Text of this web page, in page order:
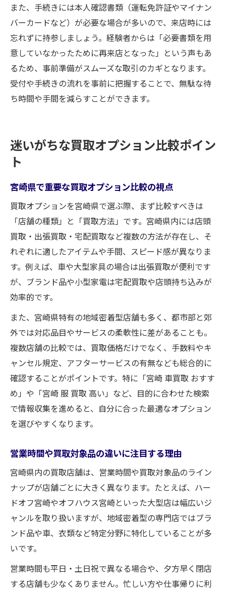
また、手続きには本人確認書類（運転免許証やマイナン
バーカードなど）が必要な場合が多いので、来店時には
忘れずに持参しましょう。経験者からは「必要書類を用
意していなかったために再来店となった」という声もあ
るため、事前準備がスムーズな取引のカギとなります。
受付や手続きの流れを事前に把握することで、無駄な待
ち時間や手間を減らすことができます。
迷いがちな買取オプション比較ポイン
ト
宮崎県で重要な買取オプション比較の視点
買取オプションを宮崎県で選ぶ際、まず比較すべきは
「店舗の種類」と「買取方法」です。宮崎県内には店頭
買取・出張買取・宅配買取など複数の方法が存在し、そ
れぞれに適したアイテムや手間、スピード感が異なりま
す。例えば、車や大型家具の場合は出張買取が便利です
が、ブランド品や小型家電は宅配買取や店頭持ち込みが
効率的です。
また、宮崎県特有の地域密着型店舗も多く、都市部と郊
外では対応品目やサービスの柔軟性に差があることも。
複数店舗の比較では、買取価格だけでなく、手数料やキ
ャンセル規定、アフターサービスの有無なども総合的に
確認することがポイントです。特に「宮崎 車買取 おすす
め」や「宮崎 服 買取 高い」など、目的に合わせた検索
で情報収集を進めると、自分に合った最適なオプション
を選びやすくなります。
営業時間や買取対象品の違いに注目する理由
宮崎県内の買取店舗は、営業時間や買取対象品のライン
ナップが店舗ごとに大きく異なります。たとえば、ハー
ドオフ宮崎やオフハウス宮崎といった大型店は幅広いジ
ャンルを取り扱いますが、地域密着型の専門店ではブラ
ンド品や車、衣類など特定分野に特化していることが多
いです。
営業時間も平日・土日祝で異なる場合や、夕方早く閉店
する店舗も少なくありません。忙しい方や仕事帰りに利